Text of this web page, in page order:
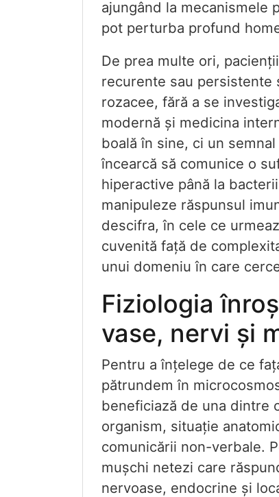
ajungând la mecanismele
pot perturba profund
De prea multe ori,
recurente sau
rozacee, fără a se
modernă și medicina
boală în sine, ci un
încearcă să comunice o
hiperactive până la
manipuleze răspunsul
descifra, în cele ce
cuvenită față de
unui domeniu în care
Fiziologia
vase, nervi și
Pentru a înțelege de ce
pătrundem în
beneficiază de una dintre
organism, situație
comunicării non-verbale.
mușchi netezi care
nervoase, endocrine și